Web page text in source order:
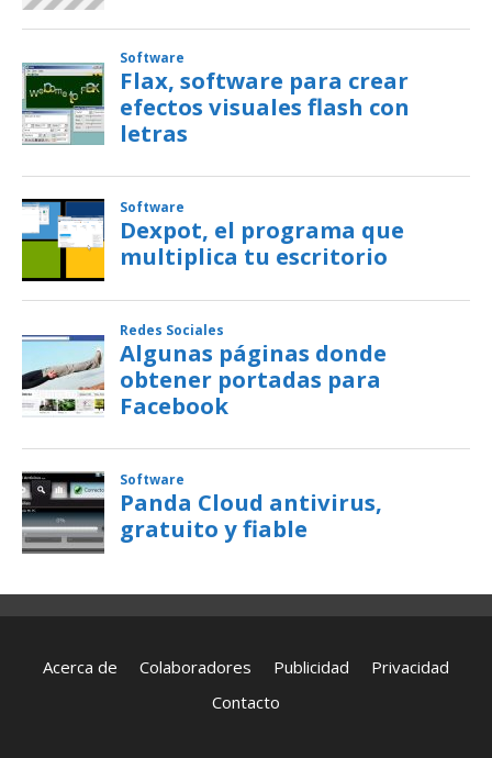
Acerca de Colaboradores Publicidad
Privacidad
Contacto